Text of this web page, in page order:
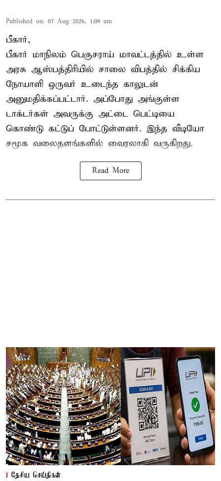
Published on: 07 Aug 2026, 1:09 am
பீகார்,
பீகார் மாநிலம் பெகுசராய் மாவட்டத்தில் உள்ள
அரசு ஆஸ்பத்திரியில் சாலை விபத்தில் சிக்கிய
நோயாளி ஒருவர் உடைந்த காலுடன்
அனுமதிக்கப்பட்டார். அப்போது அங்குள்ள
டாக்டர்கள் அவருக்கு அட்டை பெட்டியை
கொண்டு கட்டுப் போட்டுள்ளனர். இந்த வீடியோ
சமூக வலைதளங்களில் வைரலாகி வருகிறது.
Read More
தேசிய செய்திகள்